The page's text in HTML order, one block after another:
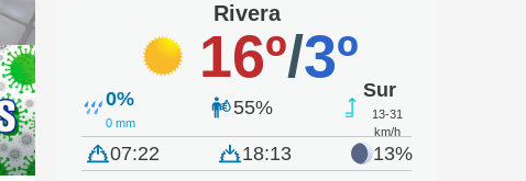
Rivera
16º/3º
0%
0 mm
55%
Sur
13-31
km/h
07:22 18:13 13%